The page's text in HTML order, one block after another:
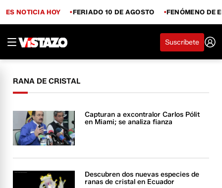
ES NOTICIA HOY FERIADO 10 DE AGOSTO FENÓMENO DE
Suscríbete
RANA DE CRISTAL
Capturan a excontralor Carlos Pólit
en Miami; se analiza fianza
Descubren dos nuevas especies de
ranas de cristal en Ecuador